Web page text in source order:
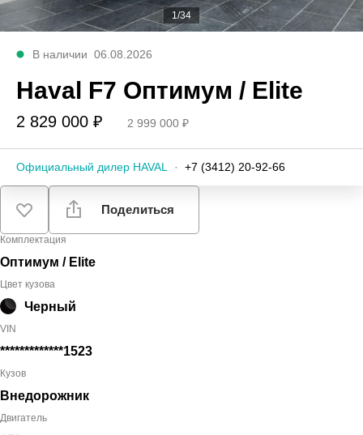
1/34
В наличии 06.08.2026
Haval F7 Оптимум / Elite
2 829 000 ₽ 2 999 000 ₽
Официальный дилер HAVAL · +7 (3412) 20-92-66
Поделиться
Комплектация
Оптимум / Elite
Цвет кузова
Черный
VIN
*************1523
Кузов
Внедорожник
Двигатель